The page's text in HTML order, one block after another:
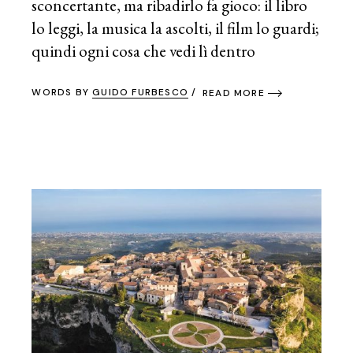
sconcertante, ma ribadirlo fa gioco: il libro
lo leggi, la musica la ascolti, il film lo guardi;
quindi ogni cosa che vedi lì dentro
WORDS BYGUIDO FURBESCO READ MORE